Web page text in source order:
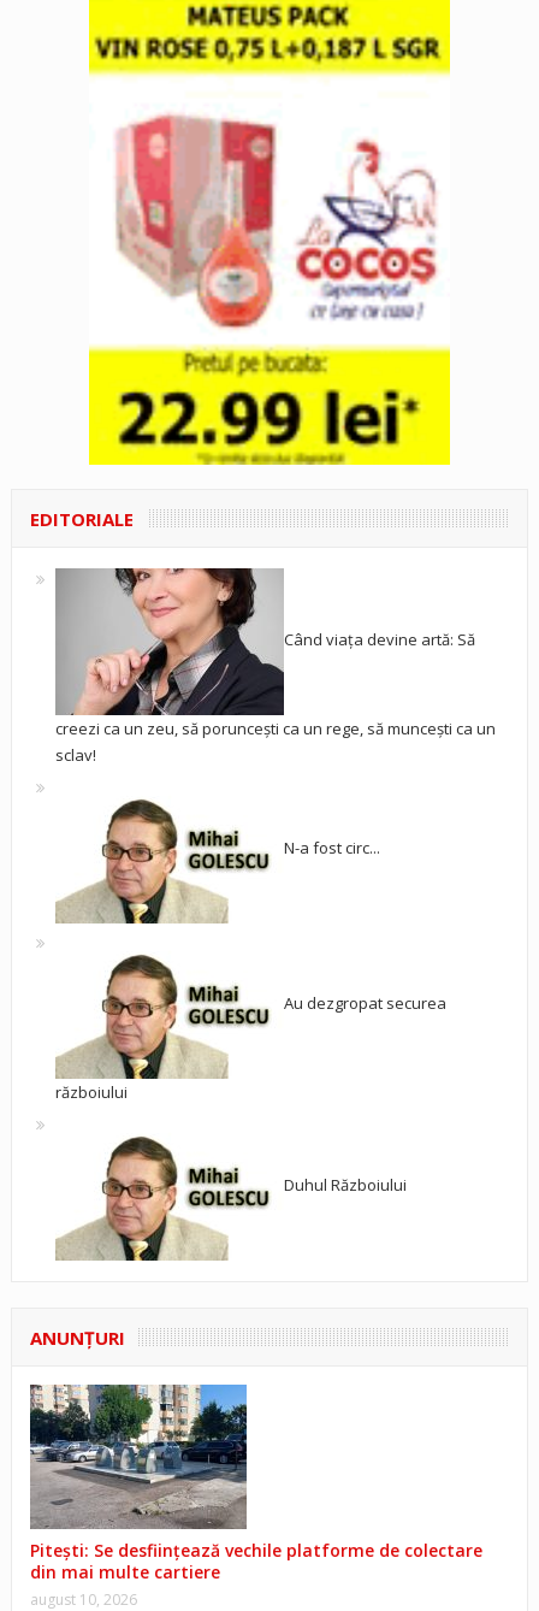
EDITORIALE
Când viața devine artă: Să
creezi ca un zeu, să poruncești ca un rege, să muncești ca un
sclav!
N-a fost circ...
Au dezgropat securea
războiului
Duhul Războiului
ANUNŢURI
Pitești: Se desființează vechile platforme de colectare
din mai multe cartiere
august 10, 2026